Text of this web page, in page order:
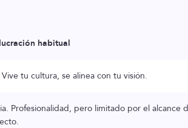
habitual
tu cultura, se alinea con tu visión.
Profesionalidad, pero limitado por el alcance